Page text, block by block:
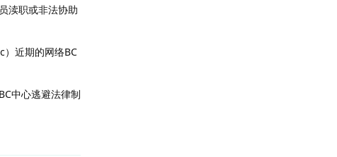
渎职或非法协助
近期的网络BC
中心逃避法律制